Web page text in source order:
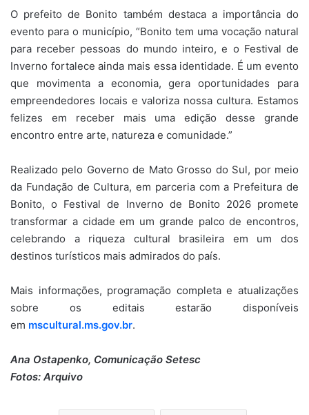
O prefeito de Bonito também destaca a importância do
evento para o município, “Bonito tem uma vocação natural
para receber pessoas do mundo inteiro, e o Festival de
Inverno fortalece ainda mais essa identidade. É um evento
que movimenta a economia, gera oportunidades para
empreendedores locais e valoriza nossa cultura. Estamos
felizes em receber mais uma edição desse grande
encontro entre arte, natureza e comunidade.”
Realizado pelo Governo de Mato Grosso do Sul, por meio
da Fundação de Cultura, em parceria com a Prefeitura de
Bonito, o Festival de Inverno de Bonito 2026 promete
transformar a cidade em um grande palco de encontros,
celebrando a riqueza cultural brasileira em um dos
destinos turísticos mais admirados do país.
Mais informações, programação completa e atualizações
sobre os editais estarão disponíveis
em mscultural.ms.gov.br⁠.
Ana Ostapenko, Comunicação Setesc
Fotos: Arquivo